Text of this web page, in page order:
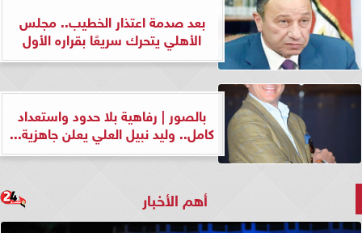
بعد صدمة اعتذار الخطيب.. مجلس
الأهلي يتحرك سريعًا بقراره الأول
بالصور | رفاهية بلا حدود واستعداد
كامل.. وليد نبيل العلي يعلن جاهزية...
أهم الأخبار